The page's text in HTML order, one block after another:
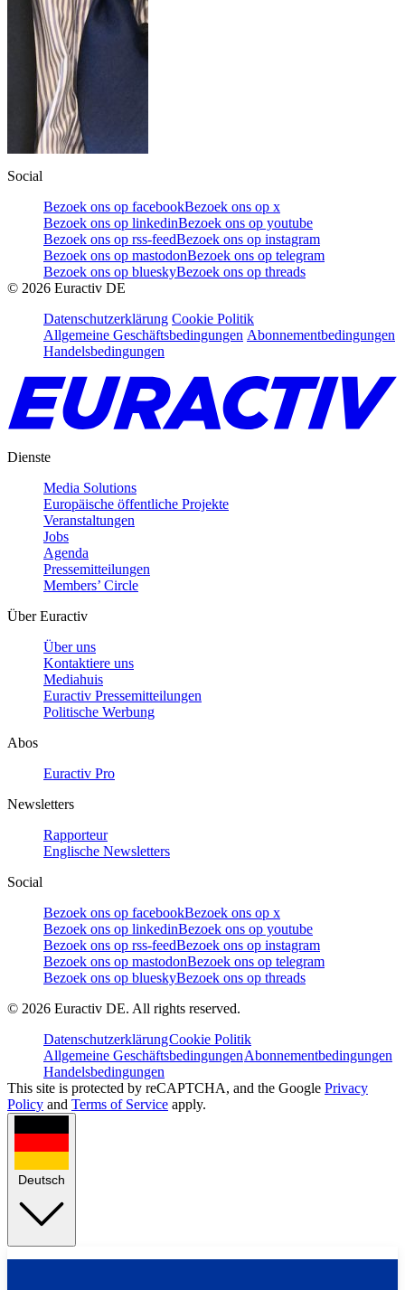
Social
Bezoek ons op facebookBezoek ons op x
Bezoek ons op linkedinBezoek ons op youtube
Bezoek ons op rss-feedBezoek ons op instagram
Bezoek ons op mastodonBezoek ons op telegram
Bezoek ons op blueskyBezoek ons op threads
© 2026 Euractiv DE
Datenschutzerklärung Cookie Politik
Allgemeine Geschäftsbedingungen Abonnementbedingungen
Handelsbedingungen
Dienste
Media Solutions
Europäische öffentliche Projekte
Veranstaltungen
Jobs
Agenda
Pressemitteilungen
Members’ Circle
Über Euractiv
Über uns
Kontaktiere uns
Mediahuis
Euractiv Pressemitteilungen
Politische Werbung
Abos
Euractiv Pro
Newsletters
Rapporteur
Englische Newsletters
Social
Bezoek ons op facebookBezoek ons op x
Bezoek ons op linkedinBezoek ons op youtube
Bezoek ons op rss-feedBezoek ons op instagram
Bezoek ons op mastodonBezoek ons op telegram
Bezoek ons op blueskyBezoek ons op threads
© 2026 Euractiv DE. All rights reserved.
DatenschutzerklärungCookie Politik
Allgemeine GeschäftsbedingungenAbonnementbedingungen
Handelsbedingungen
This site is protected by reCAPTCHA, and the Google Privacy
Policy and Terms of Service apply.
Deutsch